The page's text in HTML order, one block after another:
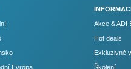
Evropa
Akce & ADI
Hot deals
Exkluzivně
Školení